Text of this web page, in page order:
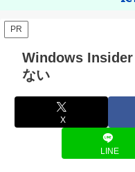
PR
Windows Insider
ない
X
LINE